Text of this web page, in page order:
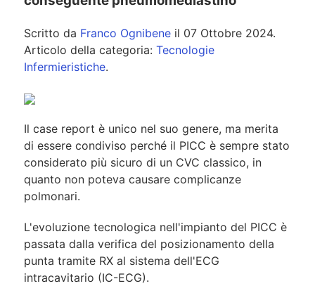
Scritto da Franco Ognibene il 07 Ottobre 2024.
Articolo della categoria: Tecnologie
Infermieristiche.
Il case report è unico nel suo genere, ma merita
di essere condiviso perché il PICC è sempre stato
considerato più sicuro di un CVC classico, in
quanto non poteva causare complicanze
polmonari.
L'evoluzione tecnologica nell'impianto del PICC è
passata dalla verifica del posizionamento della
punta tramite RX al sistema dell'ECG
intracavitario (IC-ECG).